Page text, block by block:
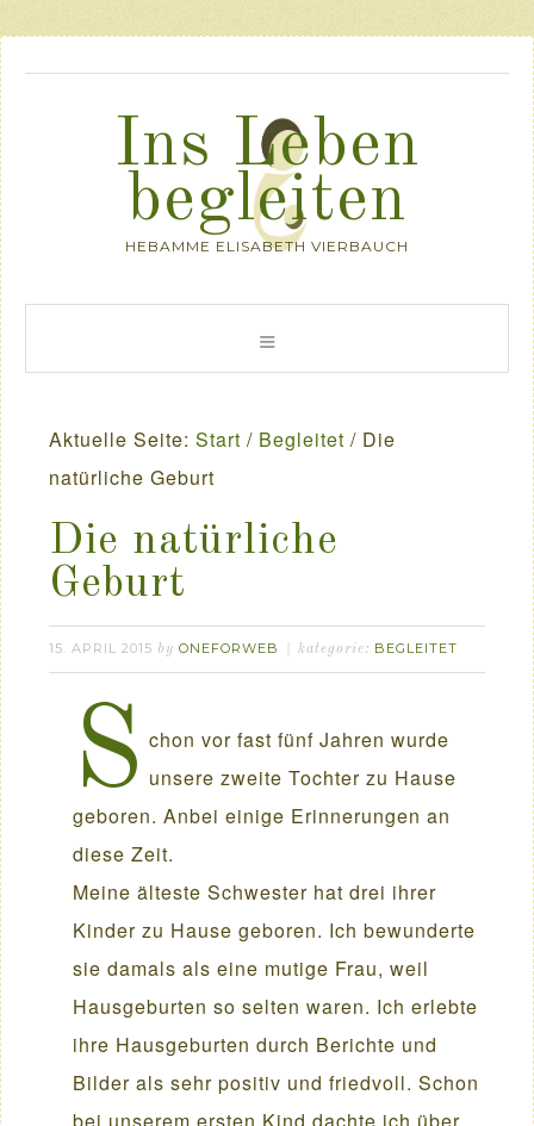
Ins Leben
begleiten
HEBAMME ELISABETH VIERBAUCH
Aktuelle Seite:Start / Begleitet / Die
natürliche Geburt
Die natürliche
Geburt
15. APRIL 2015 byONEFORWEB kategorie: BEGLEITET
S chon vor fast fünf Jahren wurde
unsere zweite Tochter zu Hause
geboren. Anbei einige Erinnerungen an
diese Zeit.
Meine älteste Schwester hat drei ihrer
Kinder zu Hause geboren. Ich bewunderte
sie damals als eine mutige Frau, weil
Hausgeburten so selten waren. Ich erlebte
ihre Hausgeburten durch Berichte und
Bilder als sehr positiv und friedvoll. Schon